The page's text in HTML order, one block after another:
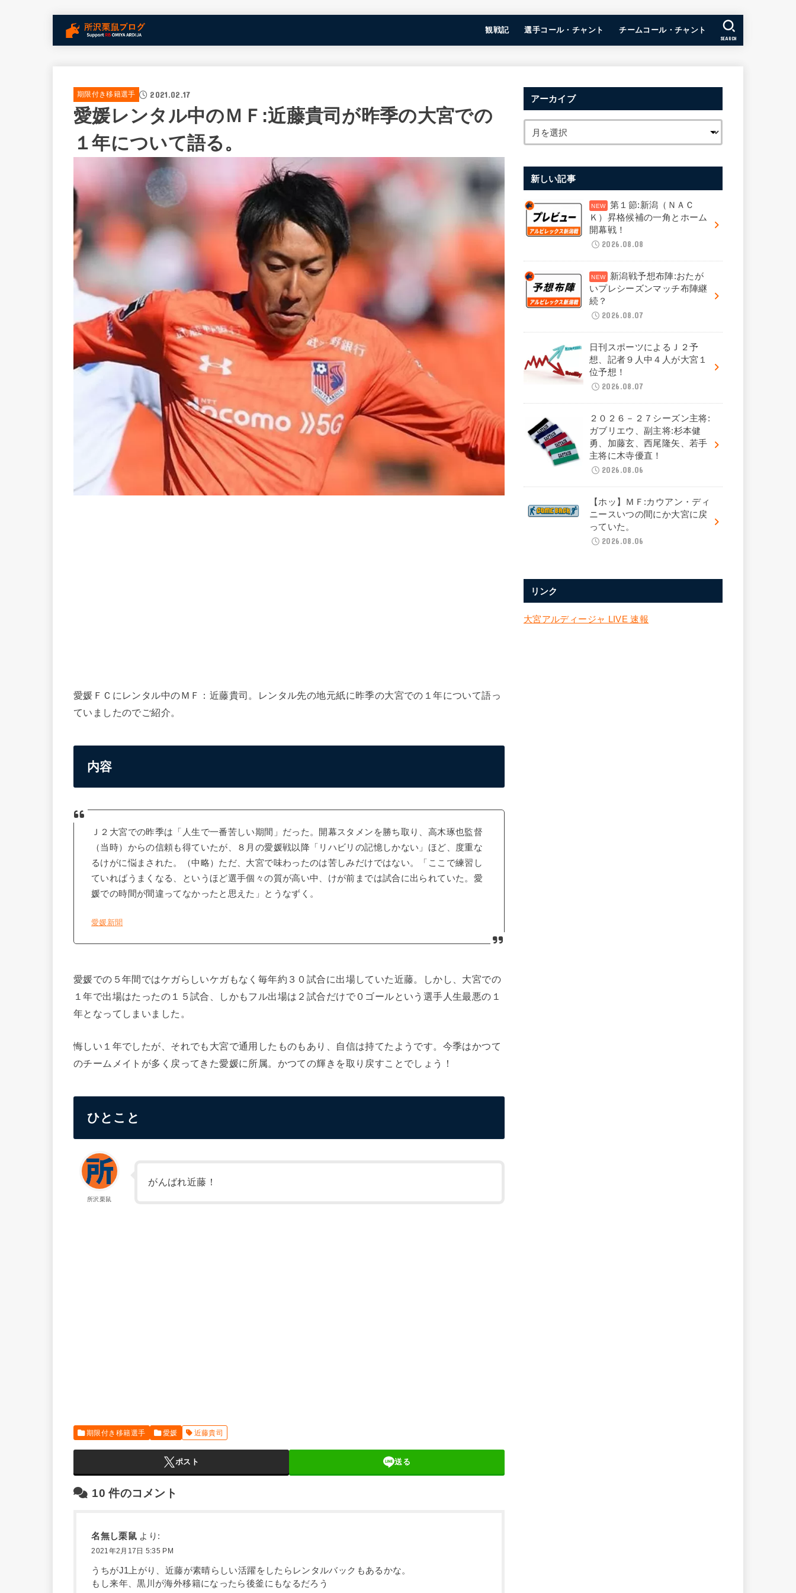
観戦記 選手コール・チャント チームコール・チャント
SEARCH
期限付き移籍選手 2021.02.17
愛媛レンタル中のＭＦ:近藤貴司が昨季の大宮での
１年について語る。
愛媛ＦＣにレンタル中のＭＦ：近藤貴司。レンタル先の地元紙に昨季の大宮での１年について語っ
ていましたのでご紹介。
内容
Ｊ２大宮での昨季は「人生で一番苦しい期間」だった。開幕スタメンを勝ち取り、高木琢也監督
（当時）からの信頼も得ていたが、８月の愛媛戦以降「リハビリの記憶しかない」ほど、度重な
るけがに悩まされた。（中略）ただ、大宮で味わったのは苦しみだけではない。「ここで練習し
ていればうまくなる、というほど選手個々の質が高い中、けが前までは試合に出られていた。愛
媛での時間が間違ってなかったと思えた」とうなずく。
愛媛新聞
愛媛での５年間ではケガらしいケガもなく毎年約３０試合に出場していた近藤。しかし、大宮での
１年で出場はたったの１５試合、しかもフル出場は２試合だけで０ゴールという選手人生最悪の１
年となってしまいました。
悔しい１年でしたが、それでも大宮で通用したものもあり、自信は持てたようです。今季はかつて
のチームメイトが多く戻ってきた愛媛に所属。かつての輝きを取り戻すことでしょう！
ひとこと
所沢栗鼠
がんばれ近藤！
期限付き移籍選手 愛媛 近藤貴司
ポスト 送る
10 件のコメント
名無し栗鼠 より:
2021年2月17日 5:35 PM
うちがJ1上がり、近藤が素晴らしい活躍をしたらレンタルバックもあるかな。
もし来年、黒川が海外移籍になったら後釜にもなるだろう
アーカイブ
新しい記事
第１節:新潟（ＮＡＣ
Ｋ）昇格候補の一角とホーム
開幕戦！
2026.08.08
新潟戦予想布陣:おたが
いプレシーズンマッチ布陣継
続？
2026.08.07
日刊スポーツによるＪ２予
想、記者９人中４人が大宮１
位予想！
2026.08.07
２０２６－２７シーズン主将:
ガブリエウ、副主将:杉本健
勇、加藤玄、西尾隆矢、若手
主将に木寺優直！
2026.08.06
【ホッ】ＭＦ:カウアン・ディ
ニースいつの間にか大宮に戻
っていた。
2026.08.06
リンク
大宮アルディージャ LIVE 速報